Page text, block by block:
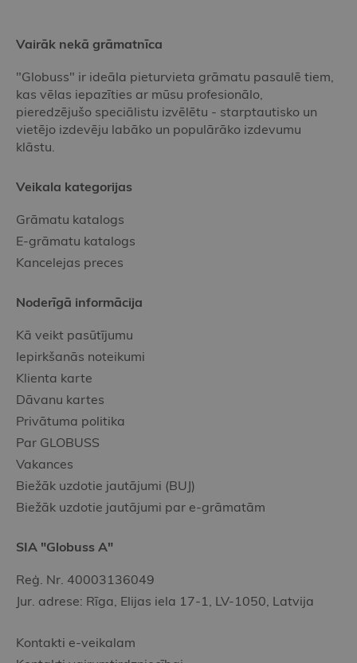
Vairāk nekā grāmatnīca
"Globuss" ir ideāla pieturvieta grāmatu pasaulē tiem,
kas vēlas iepazīties ar mūsu profesionālo,
pieredzējušo speciālistu izvēlētu - starptautisko un
vietējo izdevēju labāko un populārāko izdevumu
klāstu.
Veikala kategorijas
Grāmatu katalogs
E-grāmatu katalogs
Kancelejas preces
Noderīgā informācija
Kā veikt pasūtījumu
Iepirkšanās noteikumi
Klienta karte
Dāvanu kartes
Privātuma politika
Par GLOBUSS
Vakances
Biežāk uzdotie jautājumi (BUJ)
Biežāk uzdotie jautājumi par e-grāmatām
SIA "Globuss A"
Reģ. Nr. 40003136049
Jur. adrese: Rīga, Elijas iela 17-1, LV-1050, Latvija
Kontakti e-veikalam